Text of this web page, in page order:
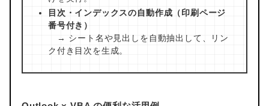
目次・インデックスの自動作成（印刷ページ
番号付き）
→ シート名や見出しを自動抽出して、リン
ク付き目次を生成。